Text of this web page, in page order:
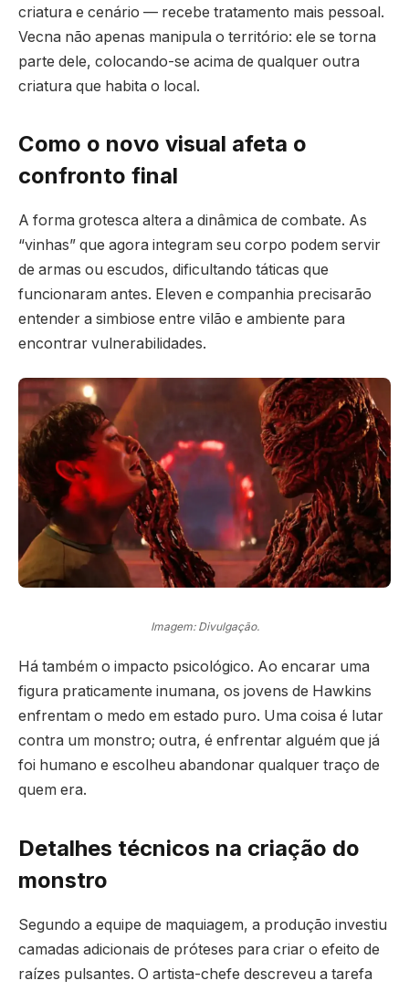
criatura e cenário — recebe tratamento mais pessoal.
Vecna não apenas manipula o território: ele se torna
parte dele, colocando-se acima de qualquer outra
criatura que habita o local.
Como o novo visual afeta o
confronto final
A forma grotesca altera a dinâmica de combate. As
“vinhas” que agora integram seu corpo podem servir
de armas ou escudos, dificultando táticas que
funcionaram antes. Eleven e companhia precisarão
entender a simbiose entre vilão e ambiente para
encontrar vulnerabilidades.
Imagem: Divulgação.
Há também o impacto psicológico. Ao encarar uma
figura praticamente inumana, os jovens de Hawkins
enfrentam o medo em estado puro. Uma coisa é lutar
contra um monstro; outra, é enfrentar alguém que já
foi humano e escolheu abandonar qualquer traço de
quem era.
Detalhes técnicos na criação do
monstro
Segundo a equipe de maquiagem, a produção investiu
camadas adicionais de próteses para criar o efeito de
raízes pulsantes. O artista-chefe descreveu a tarefa